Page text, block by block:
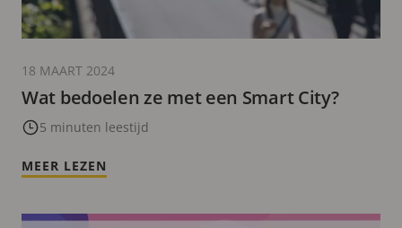
Wat bedoelen ze met een Smart City?
5 minuten leestijd
18 MAART 2024
MEER LEZEN